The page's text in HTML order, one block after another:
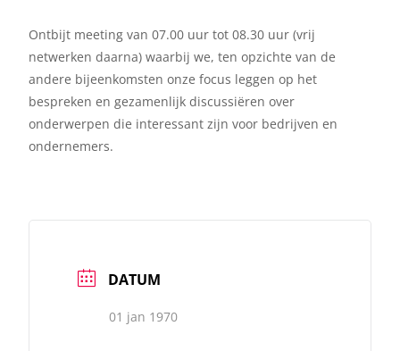
Ontbijt meeting van 07.00 uur tot 08.30 uur (vrij
netwerken daarna) waarbij we, ten opzichte van de
andere bijeenkomsten onze focus leggen op het
bespreken en gezamenlijk discussiëren over
onderwerpen die interessant zijn voor bedrijven en
ondernemers.
DATUM
01 jan 1970